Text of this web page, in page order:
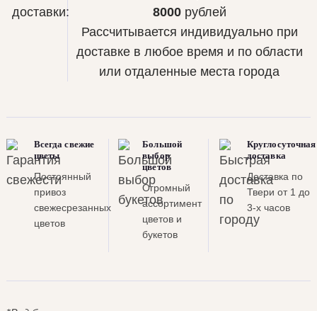
доставки:
8000 рублей
Рассчитывается индивидуально при
доставке в любое время и по области
или отдаленные места города
Всегда свежие
цветы
Постоянный
привоз
свежесрезанных
цветов
Большой
выбор
цветов
Огромный
ассортимент
цветов и
букетов
Круглосуточная
доставка
Доставка по
Твери от 1 до
3-х часов